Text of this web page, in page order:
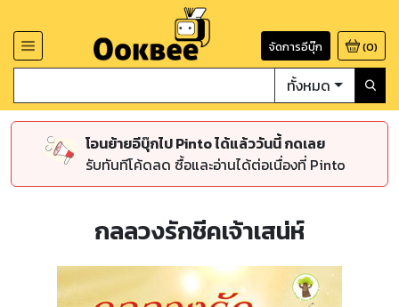
จัดการอีบุ๊ก (0)
ทั้งหมด
โอนย้ายอีบุ๊กไป Pinto ได้แล้ววันนี้ กดเลย
รับทันทีโค้ดลด ซื้อและอ่านได้ต่อเนื่องที่ Pinto
กลลวงรักชีคเจ้าเสน่ห์